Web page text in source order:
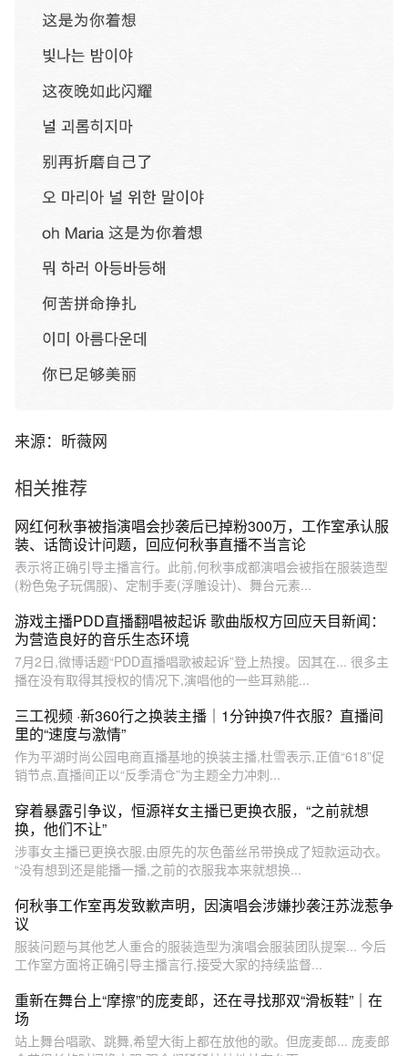
来源：昕薇网
相关推荐
网红何秋亊被指演唱会抄袭后已掉粉300万，工作室承认服
装、话筒设计问题，回应何秋亊直播不当言论
表示将正确引导主播言行。此前,何秋亊成都演唱会被指在服装造型
(粉色兔子玩偶服)、定制手麦(浮雕设计)、舞台元素...
游戏主播PDD直播翻唱被起诉 歌曲版权方回应天目新闻：
为营造良好的音乐生态环境
7月2日,微博话题“PDD直播唱歌被起诉”登上热搜。因其在... 很多主
播在没有取得其授权的情况下,演唱他的一些耳熟能...
三工视频 ·新360行之换装主播｜1分钟换7件衣服？直播间
里的“速度与激情”
作为平湖时尚公园电商直播基地的换装主播,杜雪表示,正值“618”促
销节点,直播间正以“反季清仓”为主题全力冲刺...
穿着暴露引争议，恒源祥女主播已更换衣服，“之前就想
换，他们不让”
涉事女主播已更换衣服,由原先的灰色蕾丝吊带换成了短款运动衣。
“没有想到还是能播一播,之前的衣服我本来就想换...
何秋亊工作室再发致歉声明，因演唱会涉嫌抄袭汪苏泷惹争
议
服装问题与其他艺人重合的服装造型为演唱会服装团队提案... 今后
工作室方面将正确引导主播言行,接受大家的持续监督...
重新在舞台上“摩擦”的庞麦郎，还在寻找那双“滑板鞋”｜在
场
站上舞台唱歌、跳舞,希望大街上都在放他的歌。但庞麦郎... 庞麦郎